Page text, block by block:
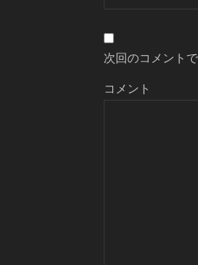
次回のコメント
コメント